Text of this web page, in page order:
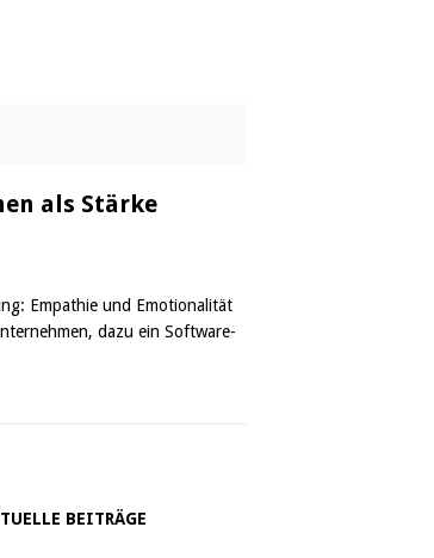
als Stärke
Empathie und Emotionalität
dazu ein Software-
BEITRÄGE